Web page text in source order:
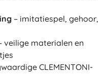
– imitatiespel, gehoor,
veilige materialen en
CLEMENTONI-